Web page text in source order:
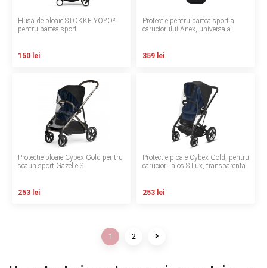
Husa de ploaie STOKKE YOYO³,
pentru partea sport
150 lei
Protectie pentru partea sport a
caruciorului Anex, universala
359 lei
Protectie ploaie Cybex Gold pentru
scaun sport Gazelle S
253 lei
Protectie ploaie Cybex Gold, pentru
carucior Talos S Lux, transparenta
253 lei
1 2